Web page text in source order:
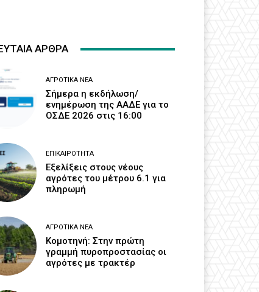
ΑΡΘΡΑ
ΑΓΡΟΤΙΚΆ ΝΈΑ
Σήμερα η εκδήλωση/
ενημέρωση της ΑΑΔΕ για το
ΟΣΔΕ 2026 στις 16:00
ΕΠΙΚΑΙΡΌΤΗΤΑ
Εξελίξεις στους νέους
αγρότες του μέτρου 6.1 για
πληρωμή
ΑΓΡΟΤΙΚΆ ΝΈΑ
Κομοτηνή: Στην πρώτη
γραμμή πυροπροστασίας οι
αγρότες με τρακτέρ